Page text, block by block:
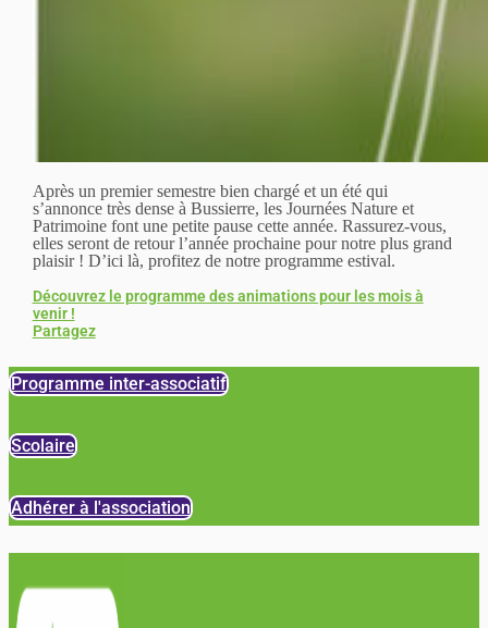
Après un premier semestre bien chargé et un été qui
s’annonce très dense à Bussierre, les Journées Nature et
Patrimoine font une petite pause cette année. Rassurez-vous,
elles seront de retour l’année prochaine pour notre plus grand
plaisir ! D’ici là, profitez de notre programme estival.
Découvrez le programme des animations pour les mois à
venir !
Partagez
Programme inter-associatif
Scolaire
Adhérer à l'association